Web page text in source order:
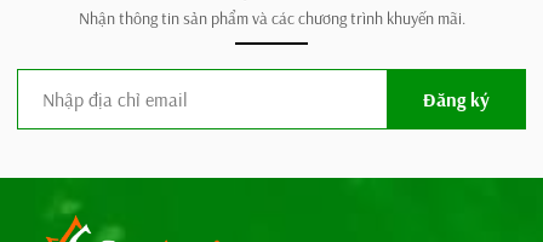
Nhận thông tin sản phẩm và các chương trình khuyến mãi.
Đăng ký